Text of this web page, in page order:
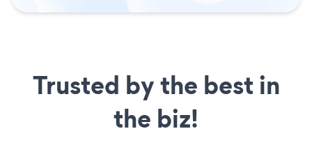
Trusted by the best in
the biz!